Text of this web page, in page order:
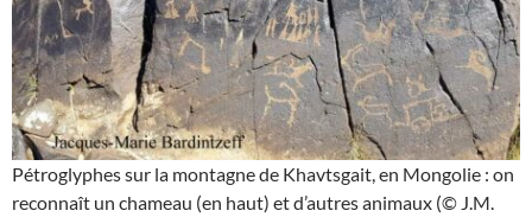
Pétroglyphes sur la montagne de Khavtsgait, en Mongolie : on
reconnaît un chameau (en haut) et d’autres animaux (© J.M.